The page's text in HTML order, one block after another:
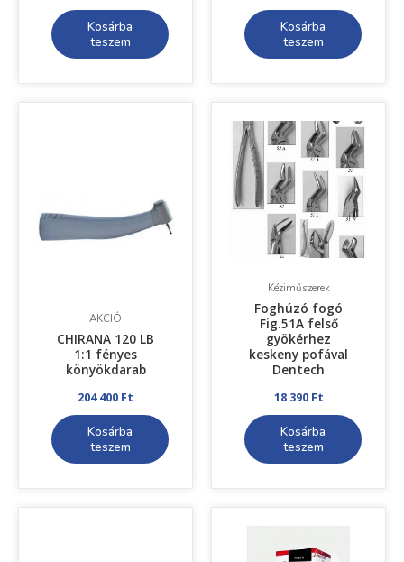
Kosárba
teszem
Kosárba
teszem
AKCIÓ
CHIRANA 120 LB
1:1 fényes
könyökdarab
204 400 Ft
Kosárba
teszem
Kéziműszerek
Foghúzó fogó
Fig.51A felső
gyökérhez
keskeny pofával
Dentech
18 390 Ft
Kosárba
teszem